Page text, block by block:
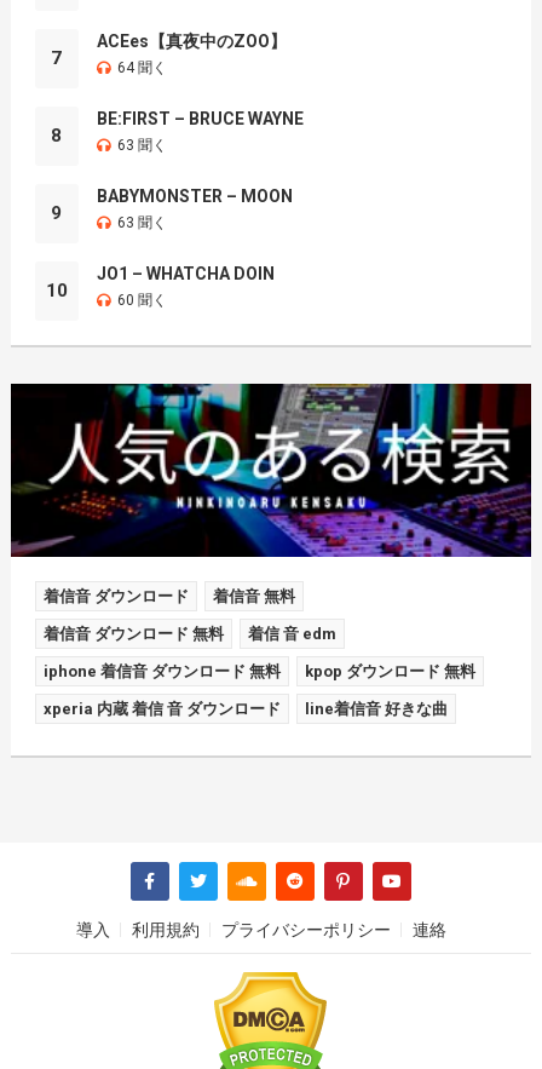
7
ACEes【真夜中のZOO】
64 聞く
8
BE:FIRST – BRUCE WAYNE
63 聞く
9
BABYMONSTER – MOON
63 聞く
10
JO1 – WHATCHA DOIN
60 聞く
着信音 ダウンロード 着信音 無料
着信音 ダウンロード 無料 着信 音 edm
iphone 着信音 ダウンロード 無料 kpop ダウンロード 無料
xperia 内蔵 着信 音 ダウンロード line着信音 好きな曲
導入 利用規約 プライバシーポリシー 連絡